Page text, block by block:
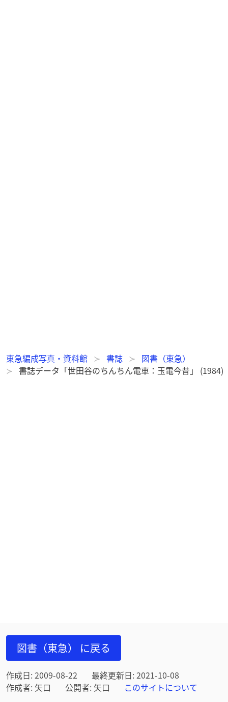
東急編成写真・資料館 書誌
図書（東急）
書誌データ「世田谷のちんちん電車：玉電今昔」 (1984)
図書（東急） に戻る
作成日: 2009-08-22
最終更新日: 2021-10-08
作成者: 矢口
公開者: 矢口 このサイトについて